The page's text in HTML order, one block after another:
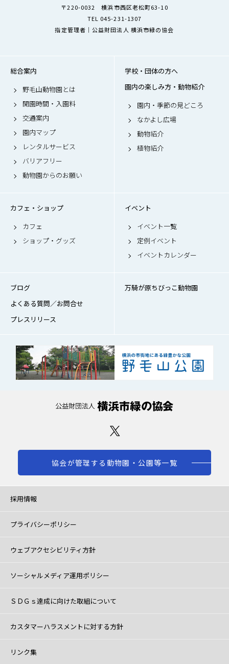
〒220-0032 横浜市西区老松町63-10
TEL 045-231-1307
指定管理者｜公益財団法人 横浜市緑の協会
総合案内
野毛山動物園とは
開園時間・入園料
交通案内
園内マップ
レンタルサービス
バリアフリー
動物園からのお願い
学校・団体の方へ
園内の楽しみ方・動物紹介
園内・季節の見どころ
なかよし広場
動物紹介
植物紹介
カフェ・ショップ
カフェ
ショップ・グッズ
イベント
イベント一覧
定例イベント
イベントカレンダー
ブログ
よくある質問／お問合せ
プレスリリース
万騎が原ちびっこ動物園
協会が管理する動物園・公園等一覧
採用情報
プライバシーポリシー
ウェブアクセシビリティ方針
ソーシャルメディア運用ポリシー
ＳＤＧｓ達成に向けた取組について
カスタマーハラスメントに対する方針
リンク集